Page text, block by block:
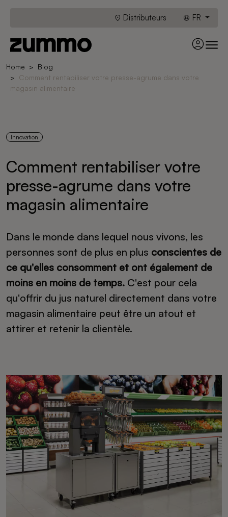
Distributeurs FR
Home
Blog
Comment rentabiliser votre presse-agrume dans votre
magasin alimentaire
Innovation
Comment rentabiliser votre
presse-agrume dans votre
magasin alimentaire
Dans le monde dans lequel nous vivons, les
personnes sont de plus en plus conscientes de
ce qu'elles consomment et ont également de
moins en moins de temps. C'est pour cela
qu'offrir du jus naturel directement dans votre
magasin alimentaire peut être un atout et
attirer et retenir la clientèle.